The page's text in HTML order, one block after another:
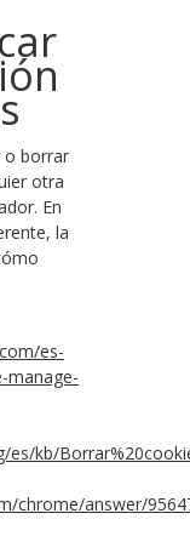
o borrar
otra
En
la
es-
manage-
es/kb/
chrome/answer/